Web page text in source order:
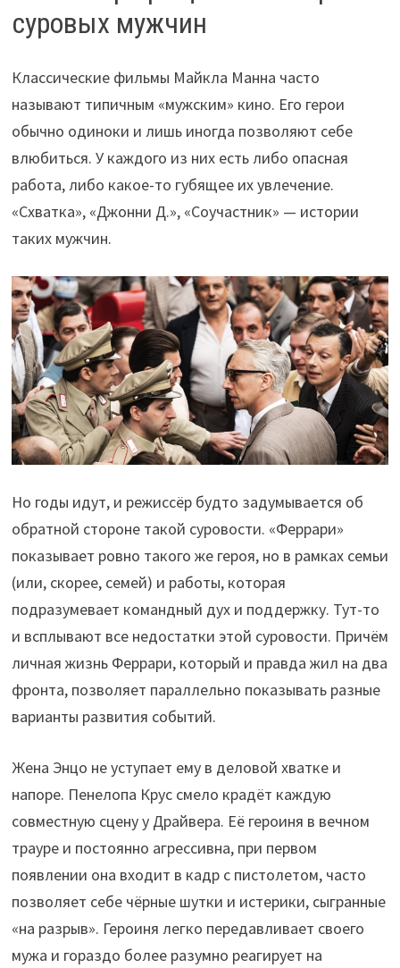
суровых мужчин
Классические фильмы Майкла Манна часто
называют типичным «мужским» кино. Его герои
обычно одиноки и лишь иногда позволяют себе
влюбиться. У каждого из них есть либо опасная
работа, либо какое-то губящее их увлечение.
«Схватка», «Джонни Д.», «Соучастник» — истории
таких мужчин.
Но годы идут, и режиссёр будто задумывается об
обратной стороне такой суровости. «Феррари»
показывает ровно такого же героя, но в рамках семьи
(или, скорее, семей) и работы, которая
подразумевает командный дух и поддержку. Тут-то
и всплывают все недостатки этой суровости. Причём
личная жизнь Феррари, который и правда жил на два
фронта, позволяет параллельно показывать разные
варианты развития событий.
Жена Энцо не уступает ему в деловой хватке и
напоре. Пенелопа Крус смело крадёт каждую
совместную сцену у Драйвера. Её героиня в вечном
трауре и постоянно агрессивна, при первом
появлении она входит в кадр с пистолетом, часто
позволяет себе чёрные шутки и истерики, сыгранные
«на разрыв». Героиня легко передавливает своего
мужа и гораздо более разумно реагирует на